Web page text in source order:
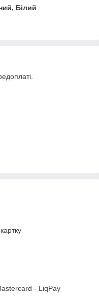
Білий
- LiqPay